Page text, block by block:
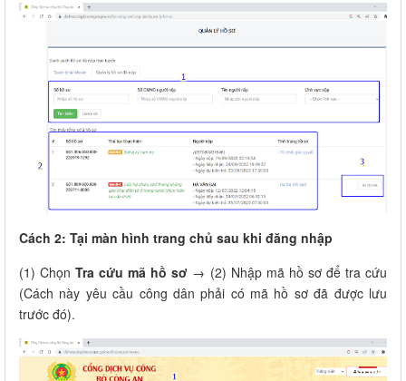
Cách 2: Tại màn hình trang chủ sau khi đăng nhập
(1) ChọnTra cứu mã hồ sơ → (2) Nhập mã hồ sơ để tra cứu
(Cách này yêu cầu công dân phải có mã hồ sơ đã được lưu
trước đó).